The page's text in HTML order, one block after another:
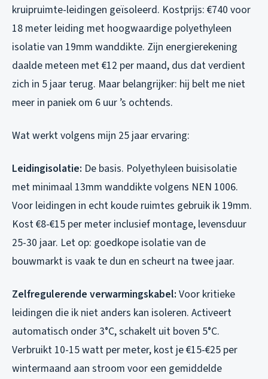
kruipruimte-leidingen geïsoleerd. Kostprijs: €740 voor
18 meter leiding met hoogwaardige polyethyleen
isolatie van 19mm wanddikte. Zijn energierekening
daalde meteen met €12 per maand, dus dat verdient
zich in 5 jaar terug. Maar belangrijker: hij belt me niet
meer in paniek om 6 uur ’s ochtends.
Wat werkt volgens mijn 25 jaar ervaring:
Leidingisolatie: De basis. Polyethyleen buisisolatie
met minimaal 13mm wanddikte volgens NEN 1006.
Voor leidingen in echt koude ruimtes gebruik ik 19mm.
Kost €8-€15 per meter inclusief montage, levensduur
25-30 jaar. Let op: goedkope isolatie van de
bouwmarkt is vaak te dun en scheurt na twee jaar.
Zelfregulerende verwarmingskabel: Voor kritieke
leidingen die ik niet anders kan isoleren. Activeert
automatisch onder 3°C, schakelt uit boven 5°C.
Verbruikt 10-15 watt per meter, kost je €15-€25 per
wintermaand aan stroom voor een gemiddelde